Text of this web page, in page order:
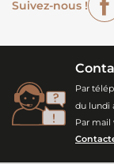
Suivez-nous !
Par
du lundi
Par mail